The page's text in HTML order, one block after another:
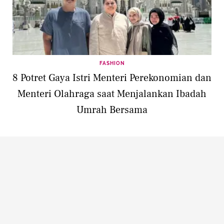
FASHION
8 Potret Gaya Istri Menteri Perekonomian dan
Menteri Olahraga saat Menjalankan Ibadah
Umrah Bersama